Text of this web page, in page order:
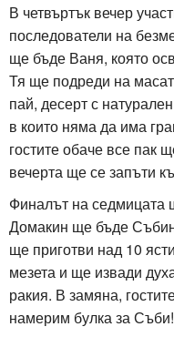
В четвъртък вечер
последователи на
ще бъде Ваня, която
Тя ще подреди на
пай, десерт с
в които няма да има
гостите обаче все пак
вечерта ще се запъти
Финалът на седмицата
Домакин ще бъде
ще приготви над 10
мезета и ще извади
ракия. В замяна,
намерим булка за